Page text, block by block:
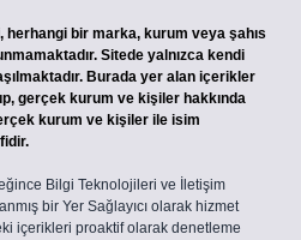
herhangi bir marka, kurum veya şahıs
Sitede yalnızca kendi
Burada yer alan içerikler
gerçek kurum ve kişiler hakkında
kurum ve kişiler ile isim
Bilgi Teknolojileri ve İletişim
bir Yer Sağlayıcı olarak hizmet
içerikleri proaktif olarak denetleme